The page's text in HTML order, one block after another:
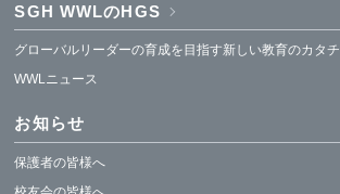
SGH WWLのHGS
グローバルリーダーの育成を目指す新しい教育のカタチ
WWLニュース
お知らせ
保護者の皆様へ